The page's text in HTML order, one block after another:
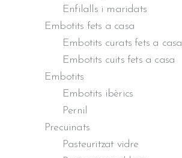
Enfilalls i maridats
Embotits fets a casa
Embotits curats fets a casa
Embotits cuits fets a casa
Embotits
Embotits ibèrics
Pernil
Precuinats
Pasteuritzat vidre